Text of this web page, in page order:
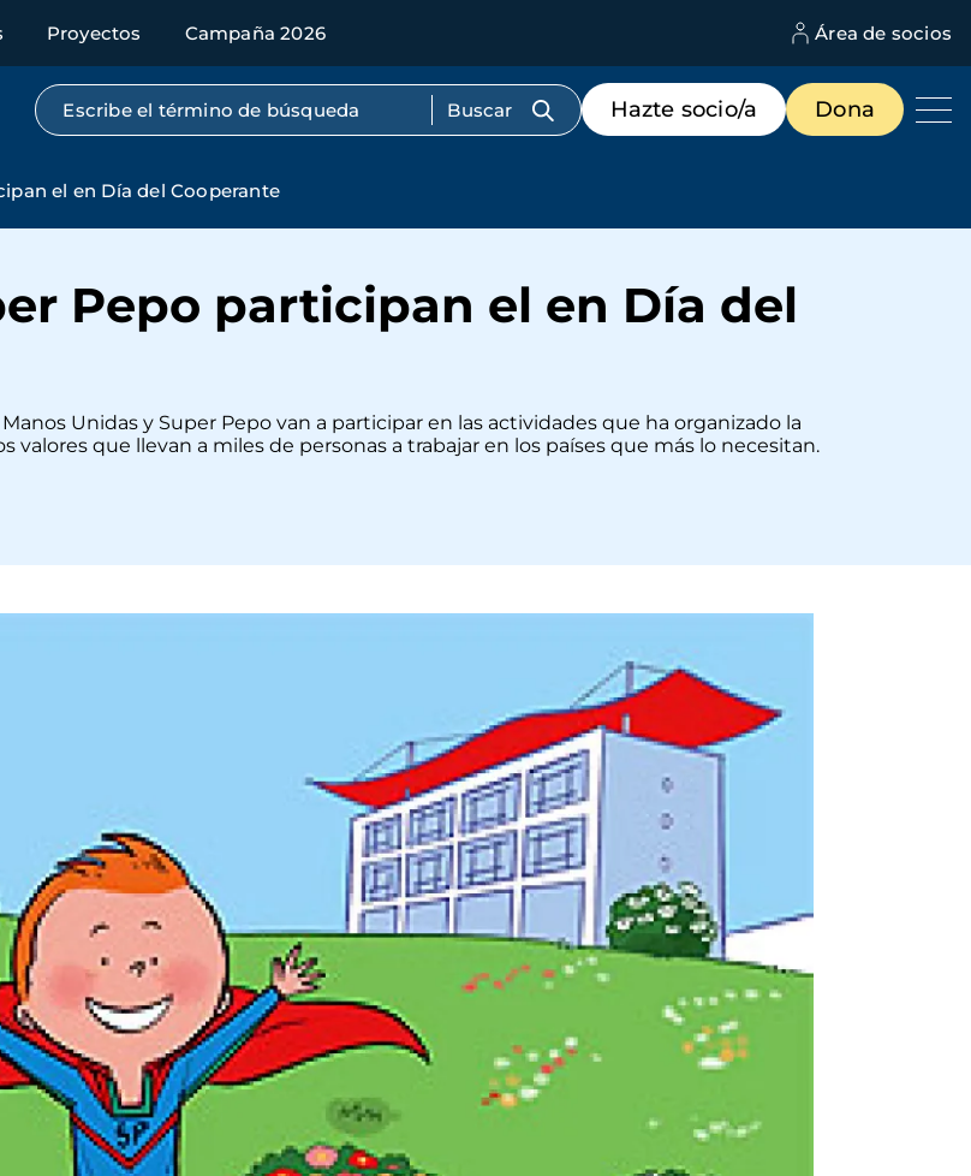
Proyectos Campaña 2026 Área de socios
Búsqueda por texto completo
Menú
de
destacados
Hazte socio/a Dona
el en Día del Cooperante
Pepo participan el en Día del
Unidas y Super Pepo van a participar en las actividades que ha organizado la
valores que llevan a miles de personas a trabajar en los países que más lo necesitan.